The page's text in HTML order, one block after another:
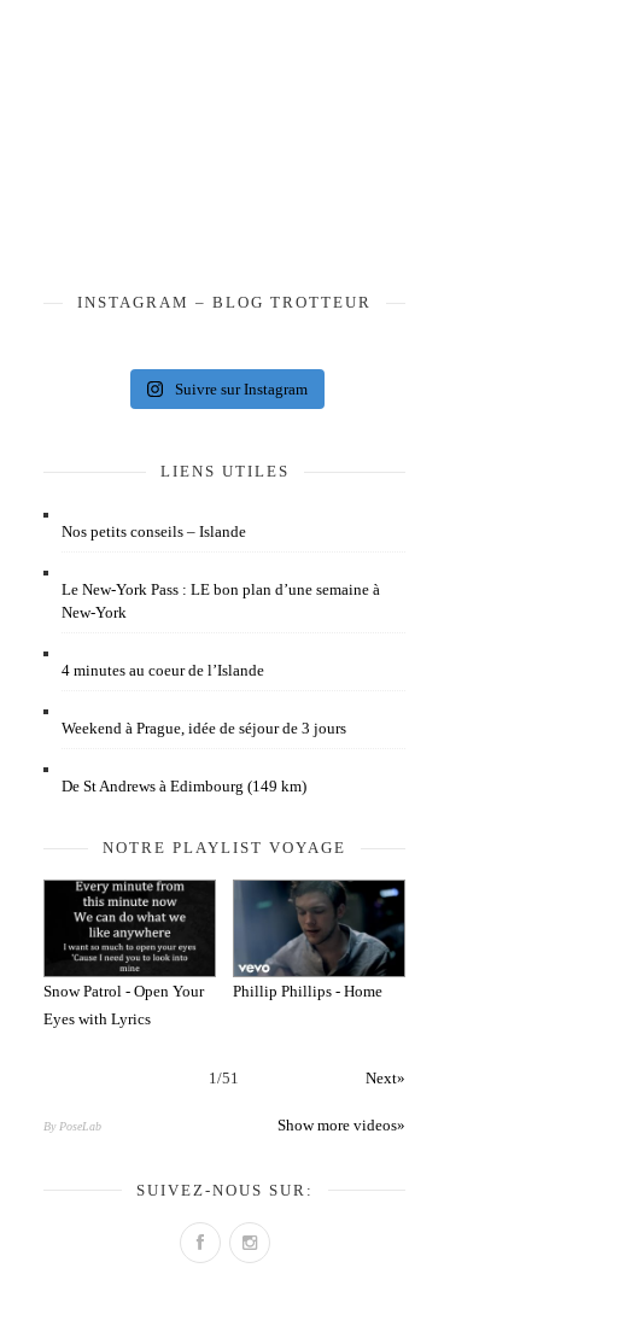
INSTAGRAM – BLOG TROTTEUR
Suivre sur Instagram
LIENS UTILES
Nos petits conseils – Islande
Le New-York Pass : LE bon plan d’une semaine à
New-York
4 minutes au coeur de l’Islande
Weekend à Prague, idée de séjour de 3 jours
De St Andrews à Edimbourg (149 km)
NOTRE PLAYLIST VOYAGE
Snow Patrol - Open Your
Eyes with Lyrics
Phillip Phillips - Home
1/51 Next»
By PoseLab Show more videos»
SUIVEZ-NOUS SUR: